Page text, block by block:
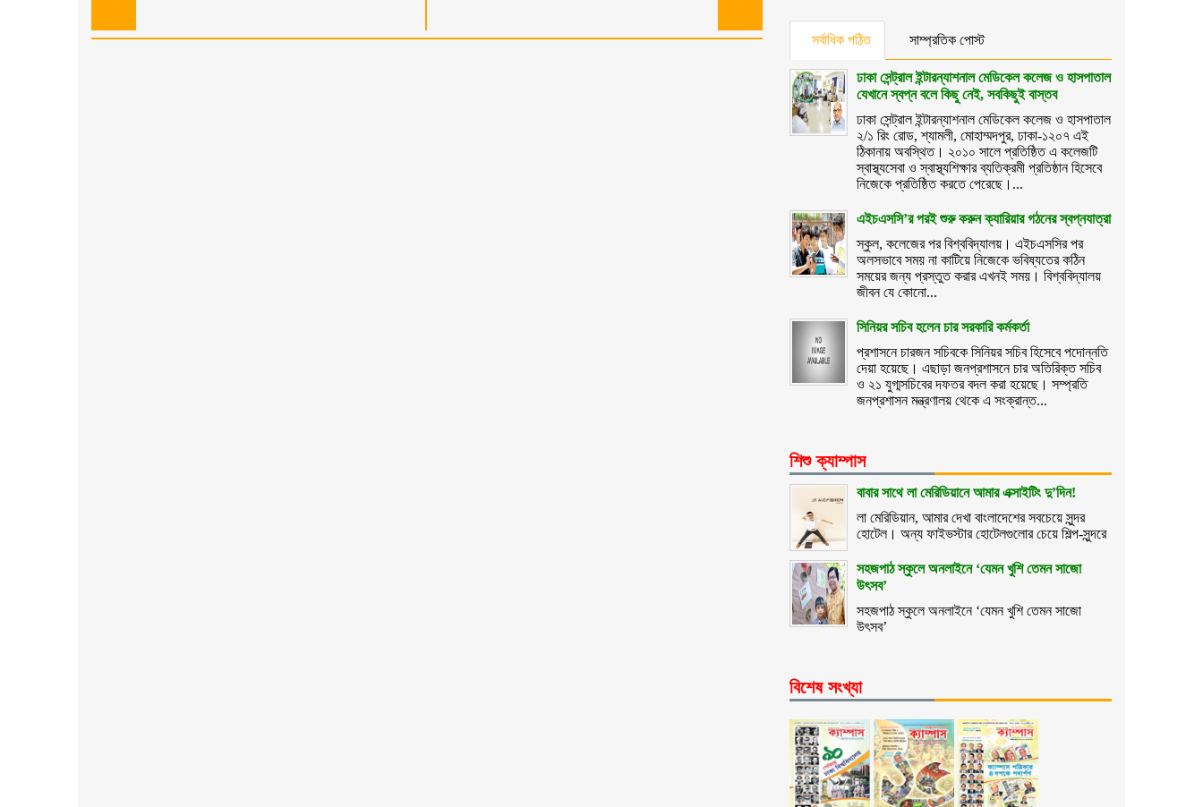
সর্বাধিক পঠিত সাম্প্রতিক পোস্ট
ঢাকা সেন্ট্রাল ইন্টারন্যাশনাল মেডিকেল কলেজ ও হাসপাতাল
যেখানে স্বপ্ন বলে কিছু নেই, সবকিছুই বাস্তব
ঢাকা সেন্ট্রাল ইন্টারন্যাশনাল মেডিকেল কলেজ ও হাসপাতাল
২/১ রিং রোড, শ্যামলী, মোহাম্মদপুর, ঢাকা-১২০৭ এই
ঠিকানায় অবস্থিত। ২০১০ সালে প্রতিষ্ঠিত এ কলেজটি
স্বাস্থ্যসেবা ও স্বাস্থ্যশিক্ষার ব্যতিক্রমী প্রতিষ্ঠান হিসেবে
নিজেকে প্রতিষ্ঠিত করতে পেরেছে।...
এইচএসসি’র পরই শুরু করুন ক্যারিয়ার গঠনের স্বপ্নযাত্রা
স্কুল, কলেজের পর বিশ্ববিদ্যালয়। এইচএসসির পর
অলসভাবে সময় না কাটিয়ে নিজেকে ভবিষ্যতের কঠিন
সময়ের জন্য প্রস্তুত করার এখনই সময়। বিশ্ববিদ্যালয়
জীবন যে কোনো...
সিনিয়র সচিব হলেন চার সরকারি কর্মকর্তা
প্রশাসনে চারজন সচিবকে সিনিয়র সচিব হিসেবে পদোন্নতি
দেয়া হয়েছে। এছাড়া জনপ্রশাসনে চার অতিরিক্ত সচিব
ও ২১ যুগ্মসচিবের দফতর বদল করা হয়েছে। সম্প্রতি
জনপ্রশাসন মন্ত্রণালয় থেকে এ সংক্রান্ত...
শিশু ক্যাম্পাস
বাবার সাথে লা মেরিডিয়ানে আমার এক্সাইটিং দু’দিন!
লা মেরিডিয়ান, আমার দেখা বাংলাদেশের সবচেয়ে সুন্দর
হোটেল। অন্য ফাইভস্টার হোটেলগুলোর চেয়ে শিল্প-সুন্দরে
সহজপাঠ স্কুলে অনলাইনে ‘যেমন খুশি তেমন সাজো
উৎসব’
সহজপাঠ স্কুলে অনলাইনে ‘যেমন খুশি তেমন সাজো
উৎসব’
বিশেষ সংখ্যা